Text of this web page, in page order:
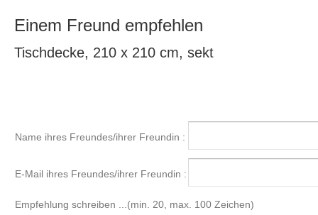
Einem Freund empfehlen
Tischdecke, 210 x 210 cm, sekt
Name ihres Freundes/ihrer Freundin :
E-Mail ihres Freundes/ihrer Freundin :
Empfehlung schreiben ...(min. 20, max. 100 Zeichen)